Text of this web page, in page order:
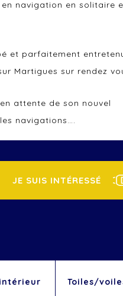
navigation en solitaire
et parfaitement
Martigues sur rendez
attente de son nouvel
navigations….
JE SUIS INTÉRESSÉ
Toiles/